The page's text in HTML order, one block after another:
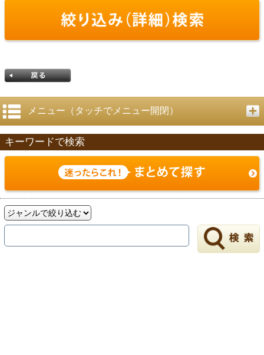
戻る
メニュー（タッチでメニュー開閉）
キーワードで検索